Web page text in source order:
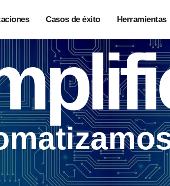
Casos de éxito Herramientas